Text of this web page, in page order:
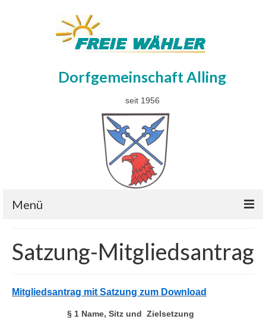
Dorfgemeinschaft Alling
seit 1956
Menü
Wahlen 08.03.2026
Gemeinderatswahlen 08.03.2026
Wahlprogramm 2026
Satzung-Mitgliedsantrag
Mitgliedsantrag mit Satzung zum Download
§ 1 Name, Sitz und Zielsetzung